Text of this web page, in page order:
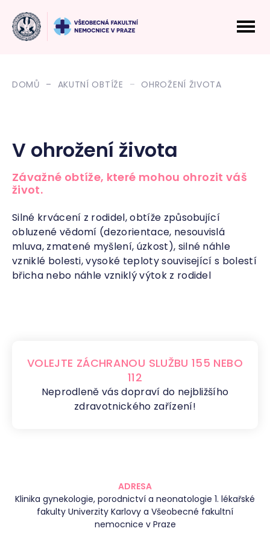
DOMŮ AKUTNÍ OBTÍŽE OHROŽENÍ ŽIVOTA
V ohrožení života
Závažné obtíže, které mohou ohrozit váš
život.
Silné krvácení z rodidel, obtíže způsobující
obluzené vědomí (dezorientace, nesouvislá
mluva, zmatené myšlení, úzkost), silné náhle
vzniklé bolesti, vysoké teploty související s bolestí
břicha nebo náhle vzniklý výtok z rodidel
VOLEJTE ZÁCHRANOU SLUŽBU 155 NEBO
112
Neprodleně vás dopraví do nejbližšího
zdravotnického zařízení!
ADRESA
Klinika gynekologie, porodnictví a neonatologie 1. lékařské
fakulty Univerzity Karlovy a Všeobecné fakultní
nemocnice v Praze